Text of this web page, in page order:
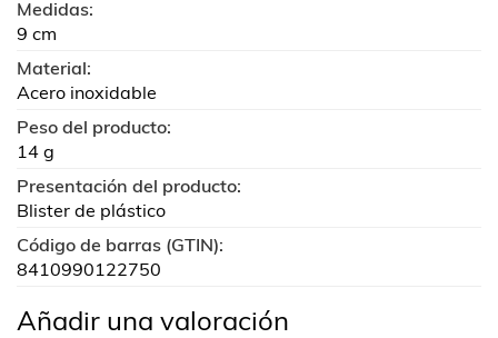
Medidas:
9 cm
Material:
Acero inoxidable
Peso del producto:
14 g
Presentación del producto:
Blister de plástico
Código de barras (GTIN):
8410990122750
Añadir una valoración